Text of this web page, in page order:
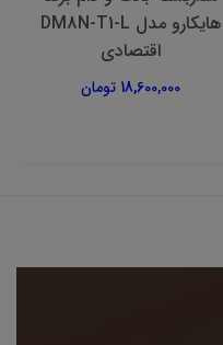
هایکارو مدل DM8N-T1-L
اقتصادی
18,600,000 تومان